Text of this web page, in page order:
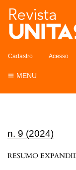
Cadastro Acesso
MENU
n. 9 (2024)
RESUMO